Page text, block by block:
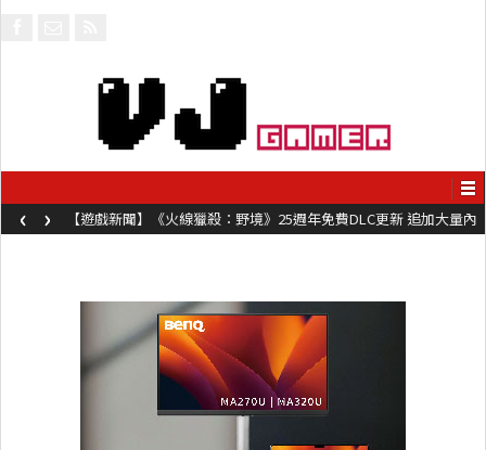
【遊戲新聞】《火線獵殺：野境》25週年免費DLC更新 追加大量內
容同時系舊作限時超平價折扣
‹ ›